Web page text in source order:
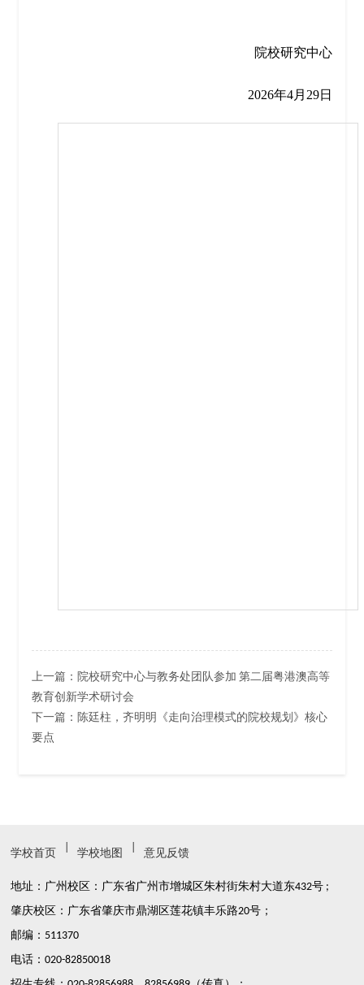
院校研究中心
2026年4月29日
上一篇： 院校研究中心与教务处团队参加 第二届粤港澳高等
教育创新学术研讨会
下一篇： 陈廷柱，齐明明《走向治理模式的院校规划》核心
要点
学校首页 学校地图 意见反馈
地址：广州校区：广东省广州市增城区朱村街朱村大道东432号 ;
肇庆校区：广东省肇庆市鼎湖区莲花镇丰乐路20号；
邮编：511370
电话：020-82850018